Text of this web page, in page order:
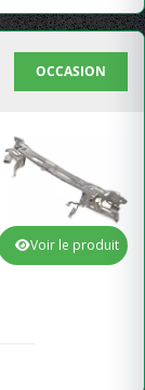
OCCASION
Voir le produit